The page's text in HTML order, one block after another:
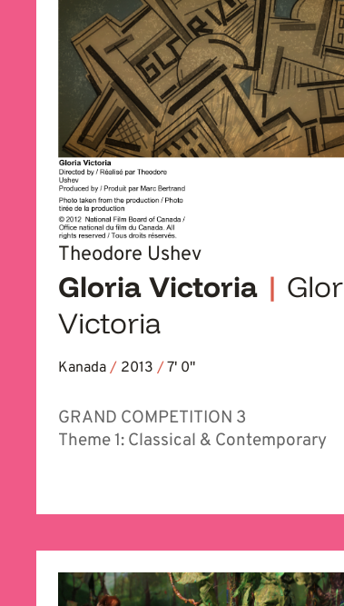
Theodore Ushev
Gloria Victoria |
Victoria
Kanada / 2013 /7' 0''
GRAND COMPETITION 3
Theme 1: Classical & Contemporary